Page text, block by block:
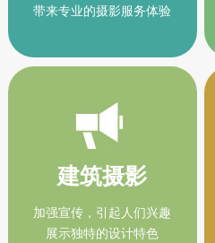
带来专业的摄影服务体验
建筑摄影
加强宣传，引起人们兴趣
展示独特的设计特色